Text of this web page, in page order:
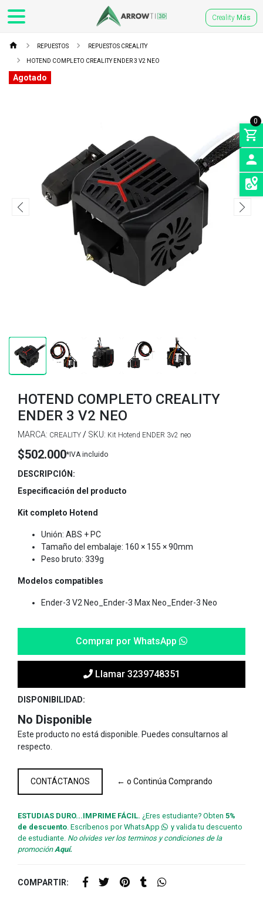
Creality Más
0
SEDES
REPUESTOS REPUESTOS CREALITY
HOTEND COMPLETO CREALITY ENDER 3 V2 NEO
Agotado
HOTEND COMPLETO CREALITY
ENDER 3 V2 NEO
MARCA: CREALITY / SKU: Kit Hotend ENDER 3v2 neo
$502.000*IVA incluido
DESCRIPCIÓN:
Especificación del producto
Kit completo Hotend
Unión: ABS + PC
Tamaño del embalaje: 160 × 155 × 90mm
Peso bruto: 339g
Modelos compatibles
Ender-3 V2 Neo_Ender-3 Max Neo_Ender-3 Neo
Comprar por WhatsApp
Llamar 3239748351
DISPONIBILIDAD:
No Disponible
Este producto no está disponible. Puedes consultarnos al
respecto.
CONTÁCTANOS ← o Continúa Comprando
ESTUDIAS DURO...IMPRIME FÁCIL. ¿Eres estudiante? Obten 5%
de descuento. Escríbenos por WhatsApp
y valida tu descuento
de estudiante. No olvides ver los terminos y condiciones de la
promociónAquí.
COMPARTIR: